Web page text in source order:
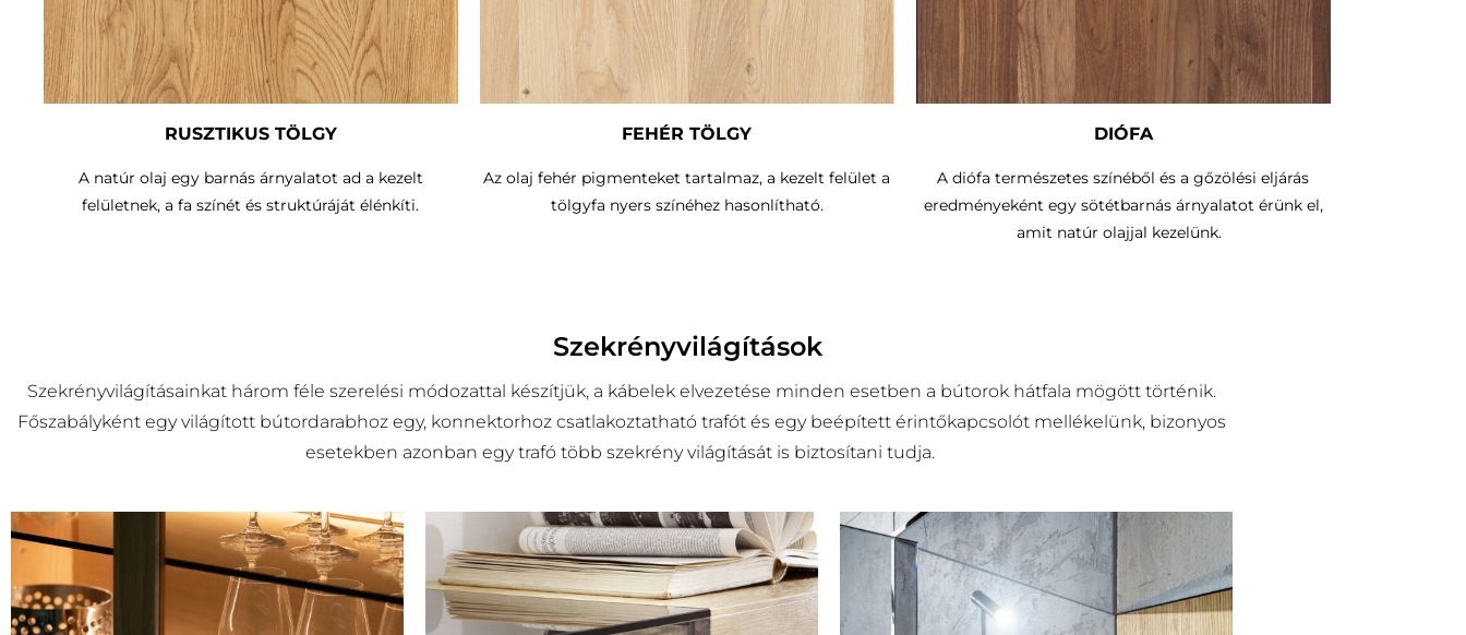
RUSZTIKUS TÖLGY
A natúr olaj egy barnás árnyalatot ad a kezelt
felületnek, a fa színét és struktúráját élénkíti.
FEHÉR TÖLGY
Az olaj fehér pigmenteket tartalmaz, a kezelt felület a
tölgyfa nyers színéhez hasonlítható.
DIÓFA
A diófa természetes színéből és a gőzölési eljárás
eredményeként egy sötétbarnás árnyalatot érünk el,
amit natúr olajjal kezelünk.
Szekrényvilágítások
Szekrényvilágításainkat három féle szerelési módozattal készítjük, a kábelek elvezetése minden esetben a bútorok hátfala mögött történik.
Főszabályként egy világított bútordarabhoz egy, konnektorhoz csatlakoztatható trafót és egy beépített érintőkapcsolót mellékelünk, bizonyos
esetekben azonban egy trafó több szekrény világítását is biztosítani tudja.